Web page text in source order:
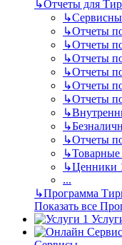
↳Отчеты для
↳
↳Отчеты
↳Отчеты
↳Отчеты
↳Отчеты
↳Отчеты
↳Отчеты
↳
↳
↳Отчеты
↳Товарные
↳Ценники
...
↳Программа
Показать все